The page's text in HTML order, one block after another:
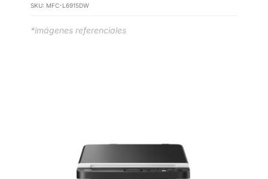
SKU: MFC-L6915DW
*imágenes referenciales